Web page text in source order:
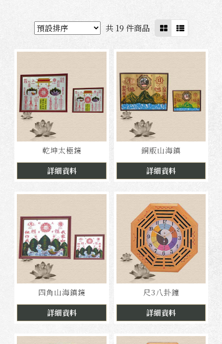
共 19 件商品
乾坤太極鏡
詳細資料
銅版山海鎮
詳細資料
四角山海鎮鏡
詳細資料
尺3八卦鐘
詳細資料